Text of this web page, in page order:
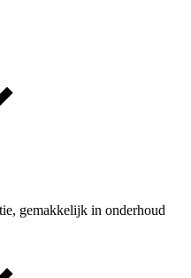
gemakkelijk in onderhoud